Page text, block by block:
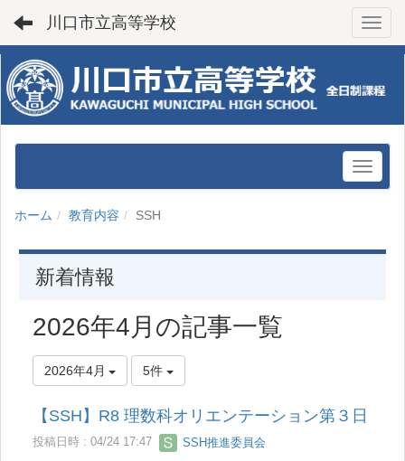
川口市立高等学校
ホーム 教育内容 SSH
新着情報
2026年4月の記事一覧
2026年4月 5件
【SSH】R8 理数科オリエンテーション第３日
投稿日時 : 04/24 17:47 SSH推進委員会